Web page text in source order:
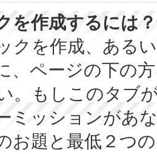
を作成するには？
クを作成、ある
、ページの下の
。もしこのタブ
ミッションがあ
お題と最低２つ